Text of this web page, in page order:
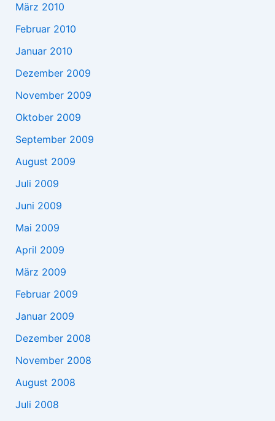
März 2010
Februar 2010
Januar 2010
Dezember 2009
November 2009
Oktober 2009
September 2009
August 2009
Juli 2009
Juni 2009
Mai 2009
April 2009
März 2009
Februar 2009
Januar 2009
Dezember 2008
November 2008
August 2008
Juli 2008